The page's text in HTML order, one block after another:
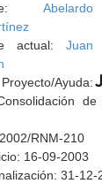
Abelardo
actual: Juan
Ayuda:
RNM-210
16-09-2003
31-12-